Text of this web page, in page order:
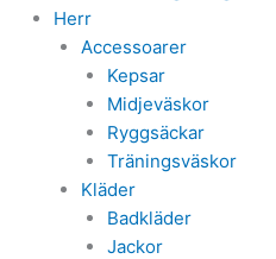
Herr
Accessoarer
Kepsar
Midjeväskor
Ryggsäckar
Träningsväskor
Kläder
Badkläder
Jackor